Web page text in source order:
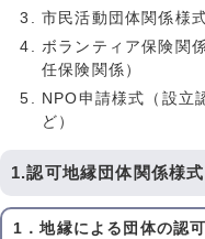
市民活動団体関係様
ボランティア保険関
任保険関係）
NPO申請様式（設立
ど）
1.認可地縁団体関係様式
1．地縁による団体の認